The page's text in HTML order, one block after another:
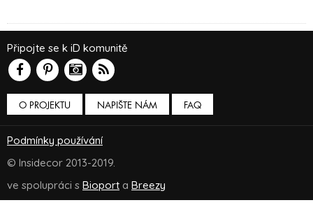
O PROJEKTU NAPIŠTE NÁM
Připojte se k iD komunitě
FAQ
Podmínky používání
© Insidecor 2013-2019.
ve spolupráci s Bioport a Breezy